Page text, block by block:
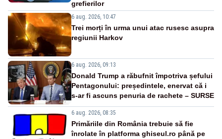
grefierilor
6 aug. 2026, 10:47
Trei morți în urma unui atac rusesc asupra
regiunii Harkov
6 aug. 2026, 09:13
Donald Trump a răbufnit împotriva șefului
Pentagonului: președintele, enervat că i
s-ar fi ascuns penuria de rachete – SURSE
6 aug. 2026, 08:35
Primăriile din România trebuie să fie
înrolate în platforma ghiseul.ro până pe